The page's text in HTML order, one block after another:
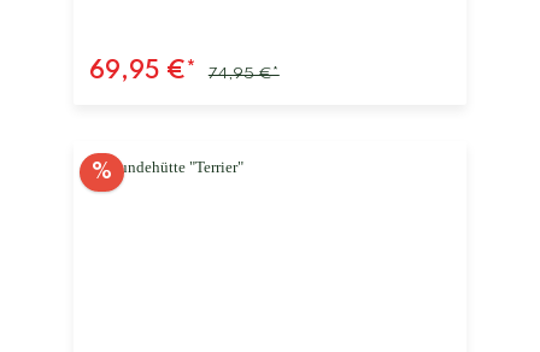
69,95 €* 74,95 €*
%